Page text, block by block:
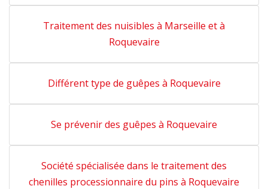
Traitement des nuisibles à Marseille et à
Roquevaire
Différent type de guêpes à Roquevaire
Se prévenir des guêpes à Roquevaire
Société spécialisée dans le traitement des
chenilles processionnaire du pins à Roquevaire